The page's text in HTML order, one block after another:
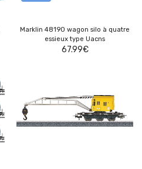
Marklin 48190 wagon silo à quatre
essieux type Uacns
67.99€